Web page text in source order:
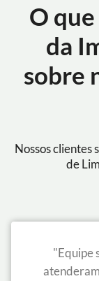
O
da
sobre
Nossos clientes
de
"Equipe